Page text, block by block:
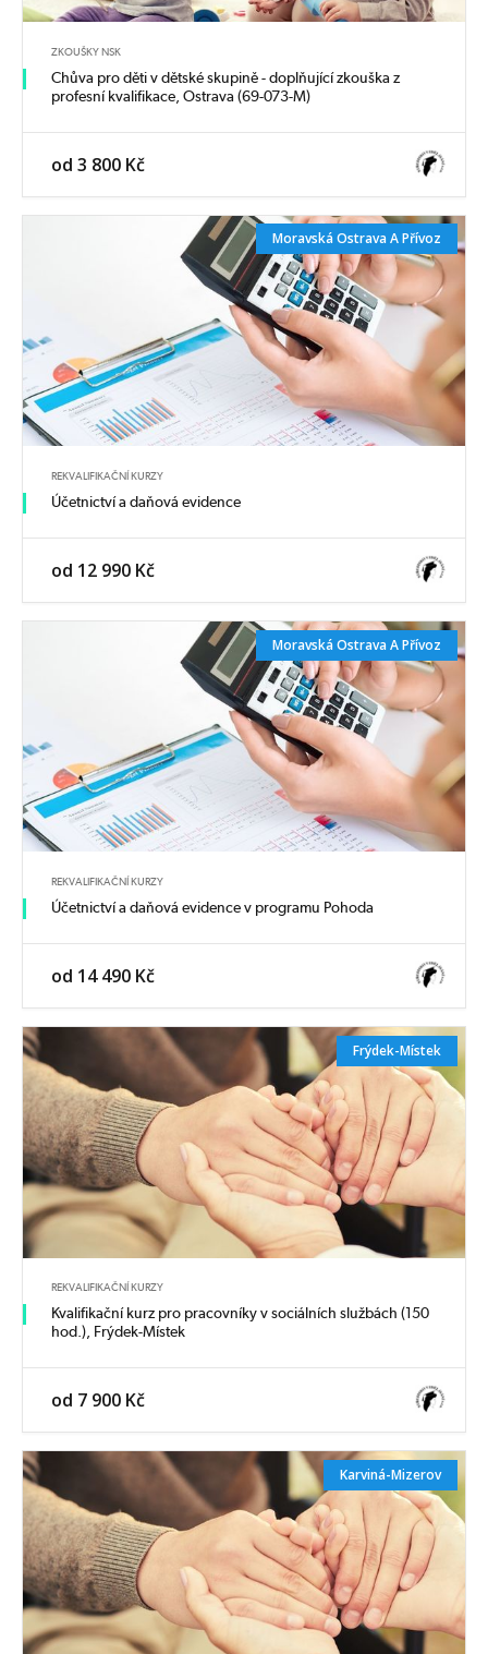
ZKOUŠKY NSK
Chůva pro děti v dětské skupině - doplňující zkouška z
profesní kvalifikace, Ostrava (69-073-M)
od 3 800 Kč
Moravská Ostrava A Přívoz
REKVALIFIKAČNÍ KURZY
Účetnictví a daňová evidence
od 12 990 Kč
Moravská Ostrava A Přívoz
REKVALIFIKAČNÍ KURZY
Účetnictví a daňová evidence v programu Pohoda
od 14 490 Kč
Frýdek-Místek
REKVALIFIKAČNÍ KURZY
Kvalifikační kurz pro pracovníky v sociálních službách (150
hod.), Frýdek-Místek
od 7 900 Kč
Karviná-Mizerov